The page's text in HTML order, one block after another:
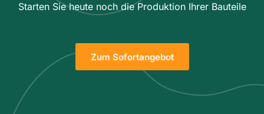
Starten Sie heute noch die Produktion Ihrer Bauteile
Zum Sofortangebot